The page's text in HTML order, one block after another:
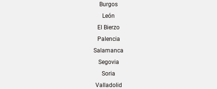
Burgos
León
El Bierzo
Palencia
Salamanca
Segovia
Soria
Valladolid